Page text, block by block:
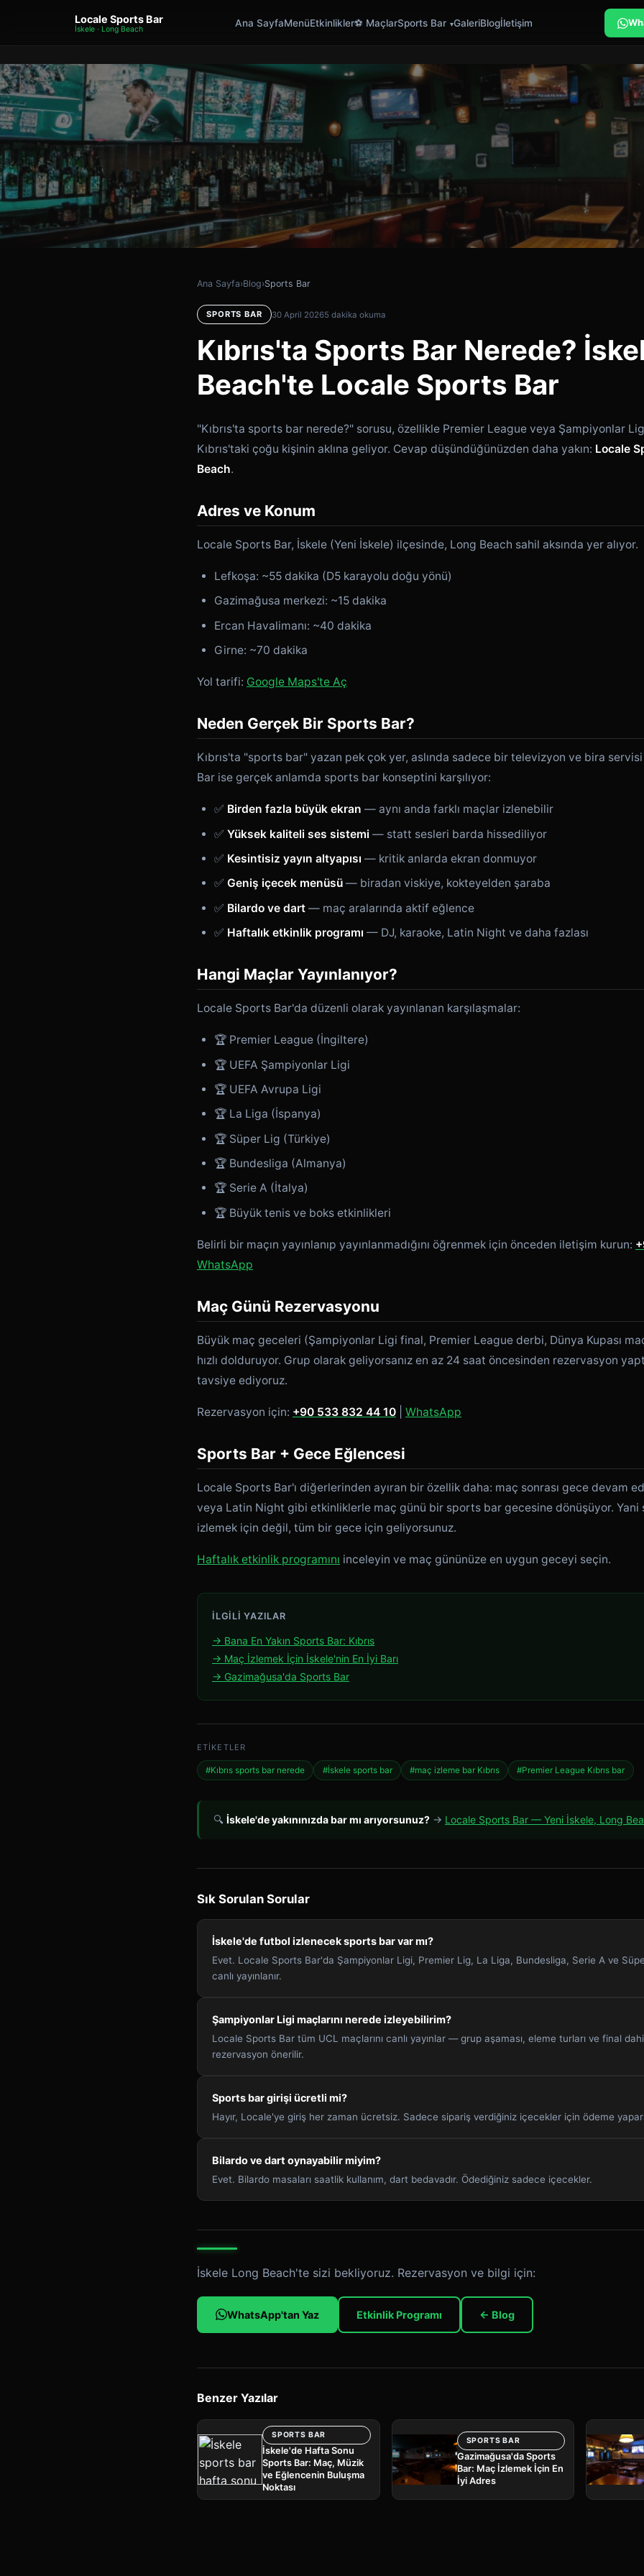
Locale Sports Bar
İskele · Long Beach
Ana SayfaMenüEtkinlikler⚽ MaçlarSports Bar GaleriBlogİletişim
Ana Sayfa›Blog›Sports Bar
SPORTS BAR 30 April 20265 dakika okuma
Kıbrıs'ta Sports Bar Nerede?
Beach'te Locale Sports Bar
"Kıbrıs'ta sports bar nerede?" sorusu, özellikle Premier League veya Şampiyonlar
Kıbrıs'taki çoğu kişinin aklına geliyor. Cevap düşündüğünüzden daha yakın: Locale
Beach.
Adres ve Konum
Locale Sports Bar, İskele (Yeni İskele) ilçesinde, Long Beach sahil aksında yer alıyor.
Lefkoşa: ~55 dakika (D5 karayolu doğu yönü)
Gazimağusa merkezi: ~15 dakika
Ercan Havalimanı: ~40 dakika
Girne: ~70 dakika
Yol tarifi: Google Maps'te Aç
Neden Gerçek Bir Sports Bar?
Kıbrıs'ta "sports bar" yazan pek çok yer, aslında sadece bir televizyon ve bira
Bar ise gerçek anlamda sports bar konseptini karşılıyor:
✅ Birden fazla büyük ekran — aynı anda farklı maçlar izlenebilir
✅ Yüksek kaliteli ses sistemi — statt sesleri barda hissediliyor
✅ Kesintisiz yayın altyapısı — kritik anlarda ekran donmuyor
✅ Geniş içecek menüsü — biradan viskiye, kokteyelden şaraba
✅ Bilardo ve dart — maç aralarında aktif eğlence
✅ Haftalık etkinlik programı — DJ, karaoke, Latin Night ve daha fazlası
Hangi Maçlar Yayınlanıyor?
Locale Sports Bar'da düzenli olarak yayınlanan karşılaşmalar:
🏆 Premier League (İngiltere)
🏆 UEFA Şampiyonlar Ligi
🏆 UEFA Avrupa Ligi
🏆 La Liga (İspanya)
🏆 Süper Lig (Türkiye)
🏆 Bundesliga (Almanya)
🏆 Serie A (İtalya)
🏆 Büyük tenis ve boks etkinlikleri
Belirli bir maçın yayınlanıp yayınlanmadığını öğrenmek için önceden iletişim kurun:
WhatsApp
Maç Günü Rezervasyonu
Büyük maç geceleri (Şampiyonlar Ligi final, Premier League derbi, Dünya Kupası
hızlı dolduruyor. Grup olarak geliyorsanız en az 24 saat öncesinden rezervasyon
tavsiye ediyoruz.
Rezervasyon için: +90 533 832 44 10 WhatsApp
Sports Bar + Gece Eğlencesi
Locale Sports Bar'ı diğerlerinden ayıran bir özellik daha: maç sonrası gece devam
veya Latin Night gibi etkinliklerle maç günü bir sports bar gecesine dönüşüyor. Yani
izlemek için değil, tüm bir gece için geliyorsunuz.
Haftalık etkinlik programını inceleyin ve maç gününüze en uygun geceyi seçin.
İLGILI YAZILAR
→ Bana En Yakın Sports Bar: Kıbrıs
→ Maç İzlemek İçin İskele'nin En İyi Barı
→ Gazimağusa'da Sports Bar
ETIKETLER
#Kıbrıs sports bar nerede #İskele sports bar #maç izleme bar Kıbrıs #Premier League Kıbrıs bar
🔍 İskele'de yakınınızda bar mı arıyorsunuz? → Locale Sports Bar — Yeni İskele, Long
Sık Sorulan Sorular
İskele'de futbol izlenecek sports bar var mı?
Evet. Locale Sports Bar'da Şampiyonlar Ligi, Premier Lig, La Liga, Bundesliga, Serie A ve
canlı yayınlanır.
Şampiyonlar Ligi maçlarını nerede izleyebilirim?
Locale Sports Bar tüm UCL maçlarını canlı yayınlar — grup aşaması, eleme turları ve final
rezervasyon önerilir.
Sports bar girişi ücretli mi?
Hayır, Locale'ye giriş her zaman ücretsiz. Sadece sipariş verdiğiniz içecekler için ödeme
Bilardo ve dart oynayabilir miyim?
Evet. Bilardo masaları saatlik kullanım, dart bedavadır. Ödediğiniz sadece içecekler.
İskele Long Beach'te sizi bekliyoruz. Rezervasyon ve bilgi için:
WhatsApp'tan Yaz Etkinlik Programı ← Blog
Benzer Yazılar
SPORTS BAR
İskele'de Hafta Sonu
Sports Bar: Maç, Müzik
ve Eğlencenin Buluşma
Noktası
SPORTS BAR
Gazimağusa'da Sports
Bar: Maç İzlemek İçin En
İyi Adres